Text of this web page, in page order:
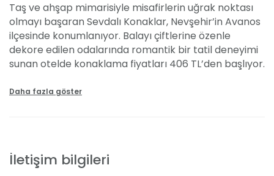
Taş ve ahşap mimarisiyle misafirlerin uğrak noktası
olmayı başaran Sevdalı Konaklar, Nevşehir’in Avanos
ilçesinde konumlanıyor. Balayı çiftlerine özenle
dekore edilen odalarında romantik bir tatil deneyimi
sunan otelde konaklama fiyatları 406 TL’den başlıyor.
otelde ayrıca çiftlere özel olarak gazete servisi ve
ulaşabilirsiniz. Ayrıca otelin çevresinde yapılan balon
Daha fazla göster
İletişim bilgileri